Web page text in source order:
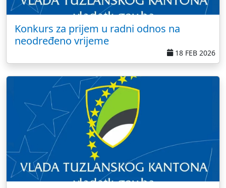
Konkurs za prijem u radni odnos na
neodređeno vrijeme
18 FEB 2026